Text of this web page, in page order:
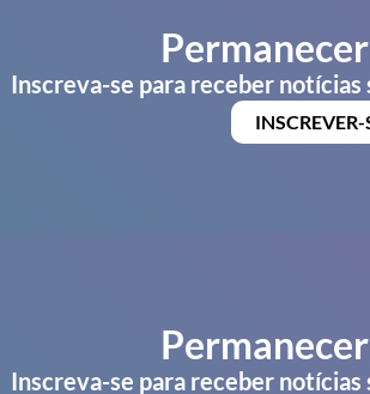
Inscreva-se para receber notícias
Inscreva-se para receber notícias